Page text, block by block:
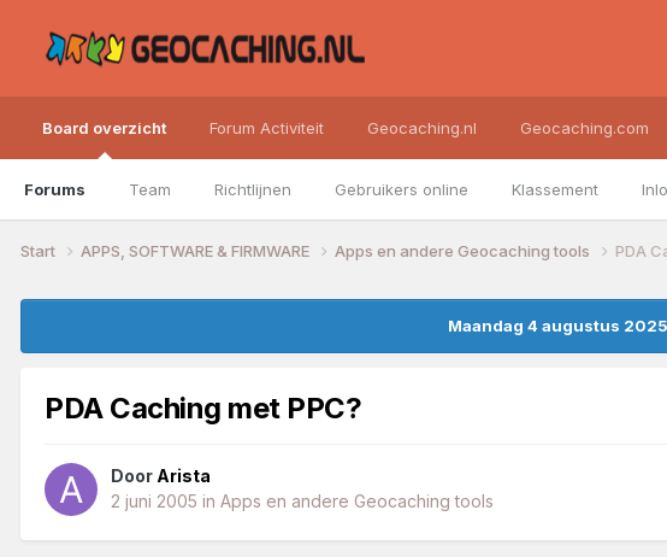
Board overzicht
Forums Team Richtlijnen Gebruikers online Klassement
Forum Activiteit Geocaching.nl Geocaching.com
Start APPS, SOFTWARE & FIRMWARE Apps en andere Geocaching tools PDA
Maandag 4 augustus
PDA Caching met PPC?
Door Arista
2 juni 2005 in Apps en andere Geocaching tools